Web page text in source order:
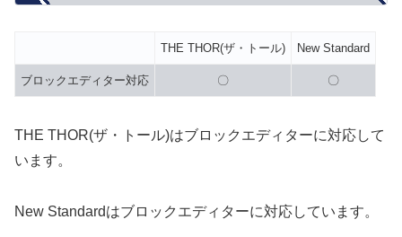
THE THOR(ザ・トール) New Standard
ブロックエディター対応 〇 〇
THE THOR(ザ・トール)はブロックエディターに対応して
います。
New Standardはブロックエディターに対応しています。